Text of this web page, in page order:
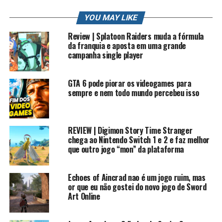
O Xbox passou por diversas reviravoltas ao longo da sua
história. Desde o primeiro console lançado na era dos
128 bits, passando pelo Xbox 360 que dominou o Brasil
com seus desbloqueios, até o Xbox One que trouxe o
Game Pass, a plataforma sempre esteve em constante
mudança.
Atualmente, a Microsoft possui dois modelos principais:
YOU MAY LIKE
Review | Splatoon Raiders muda a fórmula
da franquia e aposta em uma grande
campanha single player
GTA 6 pode piorar os videogames para
sempre e nem todo mundo percebeu isso
REVIEW | Digimon Story Time Stranger
chega ao Nintendo Switch 1 e 2 e faz melhor
que outro jogo “mon” da plataforma
Echoes of Aincrad nao é um jogo ruim, mas
or que eu não gostei do novo jogo de Sword
Art Online